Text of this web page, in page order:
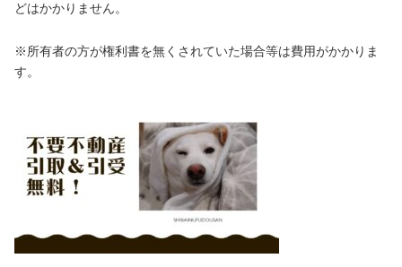
どはかかりません。
※所有者の方が権利書を無くされていた場合等は費用がかかりま
す。